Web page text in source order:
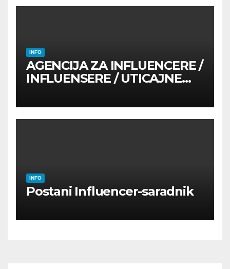
INFO
AGENCIJA ZA INFLUENCERE /
INFLUENSERE / UTICAJNE
INFO
Postani Influencer-saradnik